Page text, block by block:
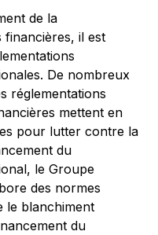
de la
financières, il est
De nombreux
réglementations
mettent en
pour lutter contre la
du
le Groupe
des normes
le blanchiment
du